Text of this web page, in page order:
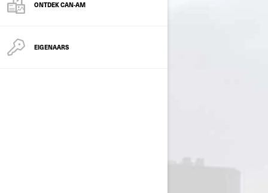
ONTDEK CAN-AM
EIGENAARS